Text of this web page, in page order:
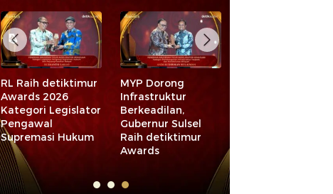
RL Raih detiktimur
Awards 2026
Kategori Legislator
Pengawal
Supremasi Hukum
MYP Dorong
Infrastruktur
Berkeadilan,
Gubernur Sulsel
Raih detiktimur
Awards